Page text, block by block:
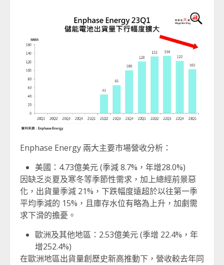
Enphase Energy 兩大主要市場營收分析：
美國：4.73億美元 (季減 8.7%，年增28.0%)
因缺乏炎夏及寒冬等季節性需求，加上總經前景惡
化，出貨量季減 21%，下跌幅度遠超於以往第一季
平均季減的 15%，且庫存水位有略為上升，加劇需
求下滑的擔憂。
歐洲及其他地區：2.53億美元 (季增 22.4%，年
增252.4%)
在歐洲地區出貨量創歷史新高推動下，營收較去年同